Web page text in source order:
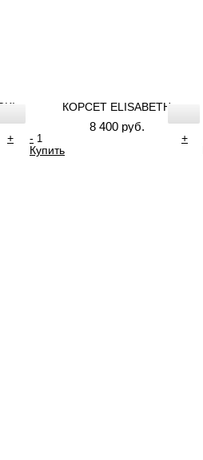
+
КОРСЕТ ELISABETH
8 400 руб.
-
+
Купить